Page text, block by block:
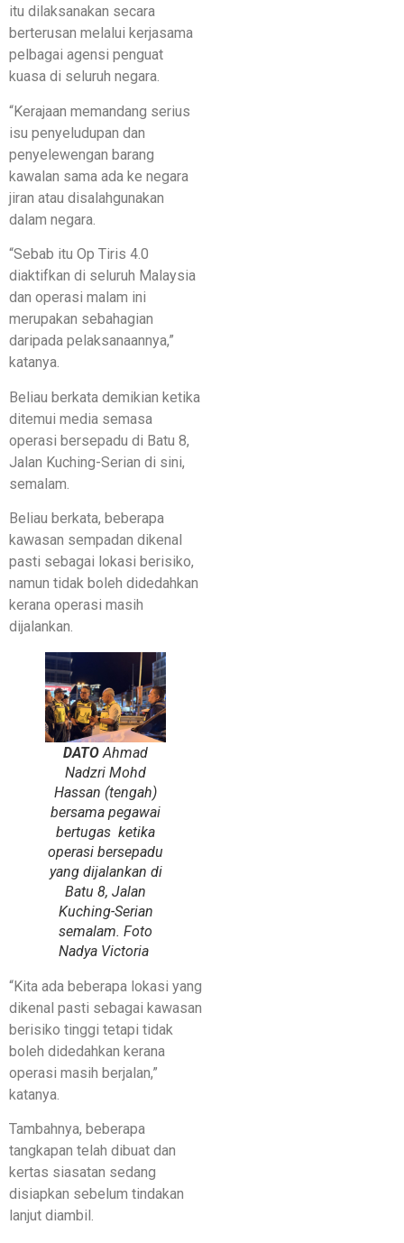
itu dilaksanakan secara
berterusan melalui kerjasama
pelbagai agensi penguat
kuasa di seluruh negara.
“Kerajaan memandang serius
isu penyeludupan dan
penyelewengan barang
kawalan sama ada ke negara
jiran atau disalahgunakan
dalam negara.
“Sebab itu Op Tiris 4.0
diaktifkan di seluruh Malaysia
dan operasi malam ini
merupakan sebahagian
daripada pelaksanaannya,”
katanya.
Beliau berkata demikian ketika
ditemui media semasa
operasi bersepadu di Batu 8,
Jalan Kuching-Serian di sini,
semalam.
Beliau berkata, beberapa
kawasan sempadan dikenal
pasti sebagai lokasi berisiko,
namun tidak boleh didedahkan
kerana operasi masih
dijalankan.
DATOAhmad
Nadzri Mohd
Hassan (tengah)
bersama pegawai
bertugas ketika
operasi bersepadu
yang dijalankan di
Batu 8, Jalan
Kuching-Serian
semalam. Foto
Nadya Victoria
“Kita ada beberapa lokasi yang
dikenal pasti sebagai kawasan
berisiko tinggi tetapi tidak
boleh didedahkan kerana
operasi masih berjalan,”
katanya.
Tambahnya, beberapa
tangkapan telah dibuat dan
kertas siasatan sedang
disiapkan sebelum tindakan
lanjut diambil.